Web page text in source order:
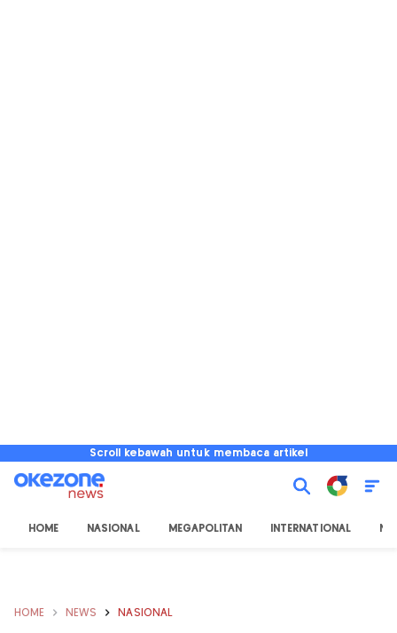
Scroll kebawah untuk membaca artikel
HOME NASIONAL MEGAPOLITAN INTERNATIONAL
HOME NEWS NASIONAL